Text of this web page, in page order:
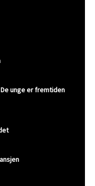
unge er fremtiden